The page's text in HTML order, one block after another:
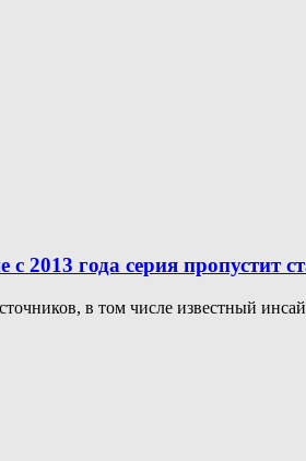
2013 года cерия пропустит
в том числе известный